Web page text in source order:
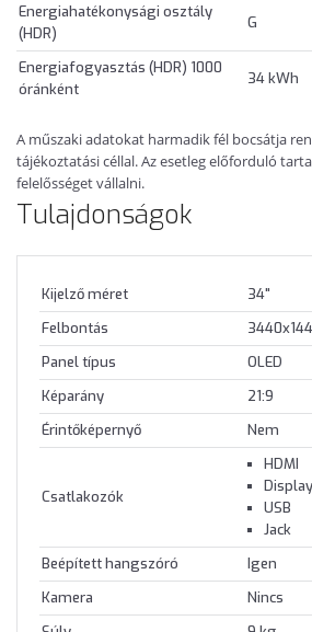
Energiahatékonysági osztály
(HDR)
G
Energiafogyasztás (HDR) 1000
óránként
34 kWh
A műszaki adatokat harmadik fél bocsátja
tájékoztatási céllal. Az esetleg előforduló
felelősséget vállalni.
Tulajdonságok
Kijelző méret
34"
Felbontás
Panel típus
OLED
Képarány
21:9
Érintőképernyő
Nem
Csatlakozók
HDMI
USB
Jack
Beépített hangszóró
Igen
Kamera
Nincs